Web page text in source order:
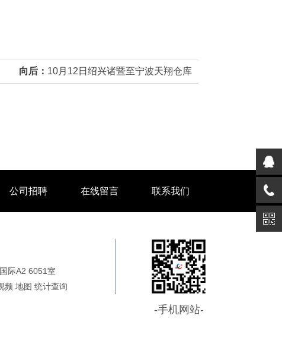
向后： 10月12日绍兴诸暨至宁波天翔仓库
公司招聘 在线留言 联系我们
际A2 6051室
频 地图 统计查询
-手机网站-